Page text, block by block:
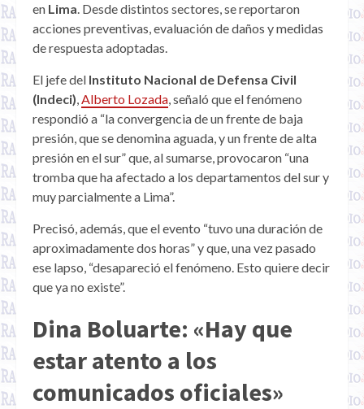
en Lima. Desde distintos sectores, se reportaron
acciones preventivas, evaluación de daños y medidas
de respuesta adoptadas.
El jefe del Instituto Nacional de Defensa Civil
(Indeci),Alberto Lozada, señaló que el fenómeno
respondió a “la convergencia de un frente de baja
presión, que se denomina aguada, y un frente de alta
presión en el sur” que, al sumarse, provocaron “una
tromba que ha afectado a los departamentos del sur y
muy parcialmente a Lima”.
Precisó, además, que el evento “tuvo una duración de
aproximadamente dos horas” y que, una vez pasado
ese lapso, “desapareció el fenómeno. Esto quiere decir
que ya no existe”.
Dina Boluarte: «Hay que
estar atento a los
comunicados oficiales»